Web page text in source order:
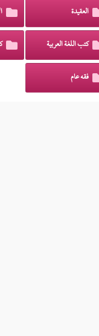
العقيدة
كتب اللغة العربية
فقه عام